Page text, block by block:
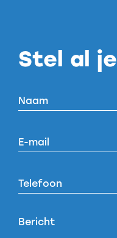
Stel al